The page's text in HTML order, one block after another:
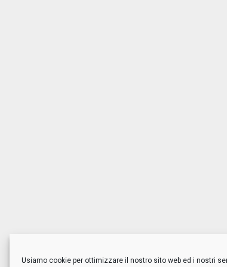
Usiamo cookie per ottimizzare il nostro sito web ed i nostri